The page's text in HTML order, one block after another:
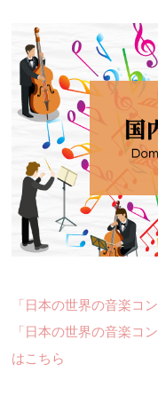
「日本の世界の音楽コ
「日本の世界の音楽コ
はこちら